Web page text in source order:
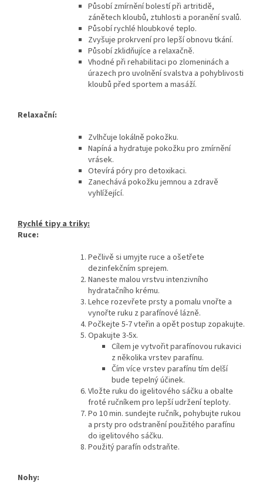
Působí zmírnění bolestí při artritidě,
zánětech kloubů, ztuhlosti a poranění svalů.
Působí rychlé hloubkové teplo.
Zvyšuje prokrvení pro lepší obnovu tkání.
Působí zklidňujíce a relaxačně.
Vhodné při rehabilitaci po zlomeninách a
úrazech pro uvolnění svalstva a pohyblivosti
kloubů před sportem a masáží.
Relaxační:
Zvlhčuje lokálně pokožku.
Napíná a hydratuje pokožku pro zmírnění
vrásek.
Otevírá póry pro detoxikaci.
Zanechává pokožku jemnou a zdravě
vyhlížející.
Rychlé tipy a triky:
Ruce:
Pečlivě si umyjte ruce a ošetřete
dezinfekčním sprejem.
Naneste malou vrstvu intenzivního
hydratačního krému.
Lehce rozevřete prsty a pomalu vnořte a
vynořte ruku z parafínové lázně.
Počkejte 5-7 vteřin a opět postup zopakujte.
Opakujte 3-5x.
Cílem je vytvořit parafínovou rukavici
z několika vrstev parafínu.
Čím více vrstev parafínu tím delší
bude tepelný účinek.
Vložte ruku do igelitového sáčku a obalte
froté ručníkem pro lepší udržení teploty.
Po 10 min. sundejte ručník, pohybujte rukou
a prsty pro odstranění použitého parafínu
do igelitového sáčku.
Použitý parafín odstraňte.
Nohy: